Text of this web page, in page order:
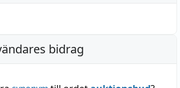
fotsula, Dalarna =
av urnordiska*iljō-
elejämteelde ,elt, hård hud på
bidrag